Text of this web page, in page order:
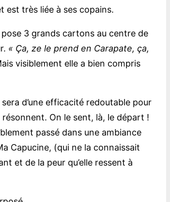
est très liée à ses copains.
3 grands cartons au centre de
« Ça, ze le prend en Carapate, ça,
visiblement elle a bien compris
d’une efficacité redoutable pour
On le sent, là, le départ !
passé dans une ambiance
Capucine, (qui ne la connaissait
et de la peur qu’elle ressent à